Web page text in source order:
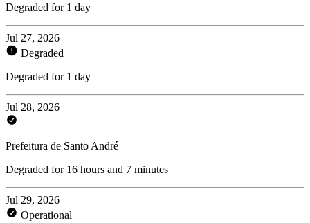
Degraded for 1 day
Jul 27, 2026
Degraded
Degraded for 1 day
Jul 28, 2026
Prefeitura de Santo André
Degraded for 16 hours and 7 minutes
Jul 29, 2026
Operational